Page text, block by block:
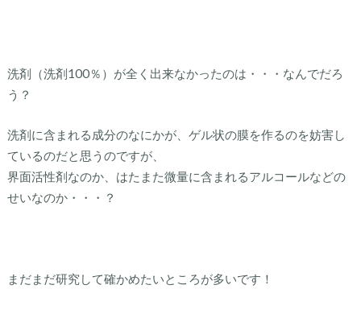
洗剤（洗剤100％）が全く出来なかったのは・・・なんでだろ
う？
洗剤に含まれる成分のなにかが、ゲル状の膜を作るのを妨害し
ているのだと思うのですが、
界面活性剤なのか、はたまた微量に含まれるアルコールなどの
せいなのか・・・？
まだまだ研究して確かめたいところが多いです！